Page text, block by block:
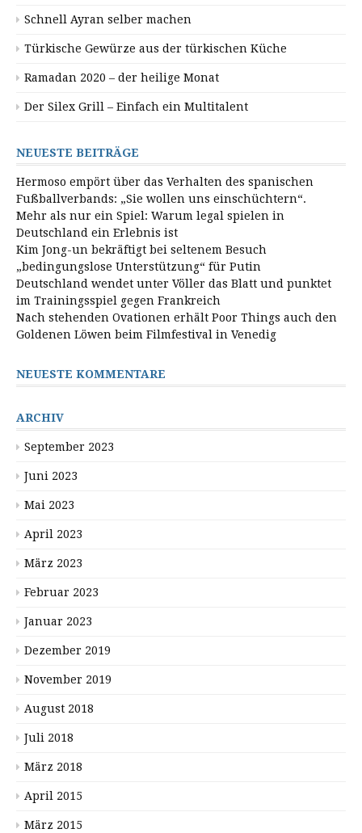
Schnell Ayran selber machen
Türkische Gewürze aus der türkischen Küche
Ramadan 2020 – der heilige Monat
Der Silex Grill – Einfach ein Multitalent
NEUESTE BEITRÄGE
Hermoso empört über das Verhalten des spanischen
Fußballverbands: „Sie wollen uns einschüchtern“.
Mehr als nur ein Spiel: Warum legal spielen in
Deutschland ein Erlebnis ist
Kim Jong-un bekräftigt bei seltenem Besuch
„bedingungslose Unterstützung“ für Putin
Deutschland wendet unter Völler das Blatt und punktet
im Trainingsspiel gegen Frankreich
Nach stehenden Ovationen erhält Poor Things auch den
Goldenen Löwen beim Filmfestival in Venedig
NEUESTE KOMMENTARE
ARCHIV
September 2023
Juni 2023
Mai 2023
April 2023
März 2023
Februar 2023
Januar 2023
Dezember 2019
November 2019
August 2018
Juli 2018
März 2018
April 2015
März 2015